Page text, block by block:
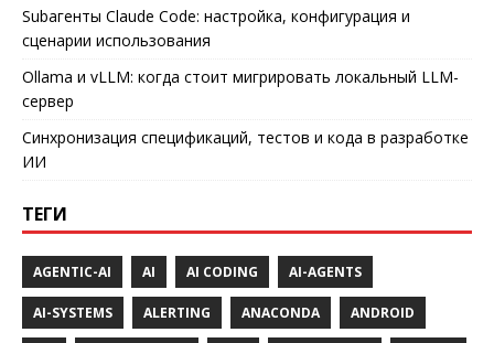
Subагенты Claude Code: настройка, конфигурация и
сценарии использования
Ollama и vLLM: когда стоит мигрировать локальный LLM-
сервер
Синхронизация спецификаций, тестов и кода в разработке
ИИ
ТЕГИ
AGENTIC-AI AI AI CODING AI-AGENTS
AI-SYSTEMS ALERTING ANACONDA ANDROID